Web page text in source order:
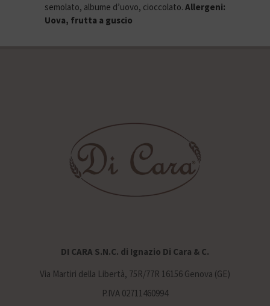
semolato, albume d’uovo, cioccolato. Allergeni:
Uova, frutta a guscio
DI CARA S.N.C. di Ignazio Di Cara & C.
Via Martiri della Libertà, 75R/77R 16156 Genova (GE)
P.IVA 02711460994